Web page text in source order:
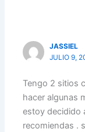
JASSIEL
JULIO 9,
Tengo 2 sitios
hacer algunas
estoy decidido
recomiendas .